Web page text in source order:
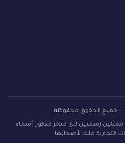
رسميين لأي متجر مذكور. أسماء
التجارية ملك لأصحابها.